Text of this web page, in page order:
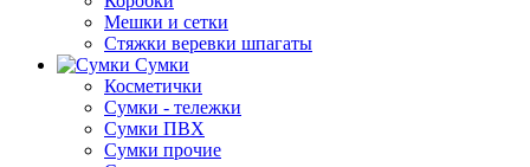
Мешки и сетки
Стяжки веревки шпагаты
Сумки
Косметички
Сумки - тележки
Сумки ПВХ
Сумки прочие